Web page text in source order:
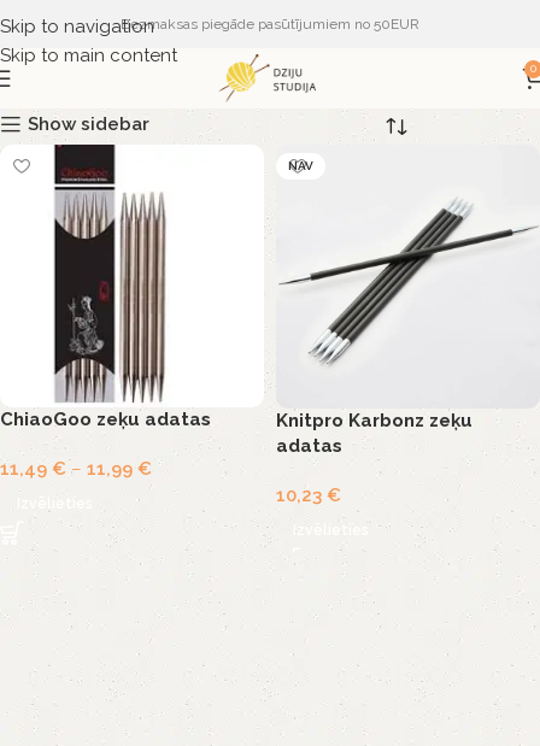
Skip to navigation
Skip to main content
Bezmaksas piegāde pasūtījumiem no 50EUR
0
Show sidebar
ChiaoGoo zeķu adatas
11,49 € – 11,99€
Izvēlieties
NAV
Knitpro Karbonz zeķu
adatas
10,23 €
Izvēlieties